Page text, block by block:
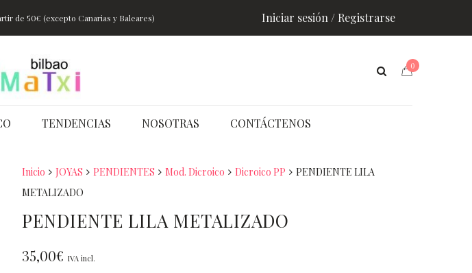
de 50€ (excepto Canarias y Baleares) Iniciar sesión / Registrarse
0
TENDENCIAS NOSOTRAS CONTÁCTENOS
Inicio JOYAS PENDIENTES Mod. Dicroico Dicroico PP
PENDIENTE LILA
METALIZADO
PENDIENTE LILA METALIZADO
35,00€ IVA incl.